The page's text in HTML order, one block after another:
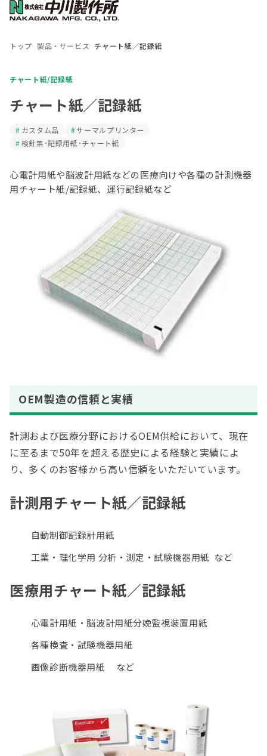
トップ 製品・サービス チャート紙／記録紙
チャート紙/記録紙
チャート紙／記録紙
カスタム品
サーマルプリンター
検針票･記録用紙･チャート紙
心電計用紙や脳波計用紙などの医療向けや各種の計測機器
用チャート紙/記録紙、運行記録紙など
OEM製造の信頼と実績
計測および医療分野におけるOEM供給において、現在
に至るまで50年を超える歴史による経験と実績によ
り、多くのお客様から高い信頼をいただいています。
計測用チャート紙／記録紙
自動制御記録計用紙
工業・理化学用 分析・測定・試験機器用紙 など
医療用チャート紙／記録紙
心電計用紙・脳波計用紙分娩監視装置用紙
各種検査・試験機器用紙
画像診断機器用紙 など